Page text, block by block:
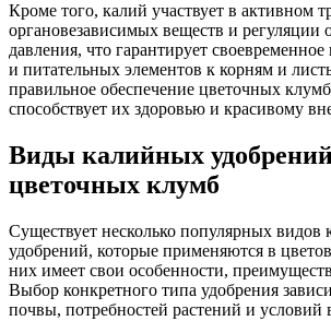
Кроме того, калий участвует в активном
органовезависимых веществ и регуляции
давления, что гарантирует
и питательных элементов к корням и
правильное обеспечение цветочных
способствует их здоровью и красивому
Виды калийных
цветочных клумб
Существует несколько популярных видов
удобрений, которые применяются в
них имеет свои особенности,
Выбор конкретного типа удобрения
почвы, потребностей растений и